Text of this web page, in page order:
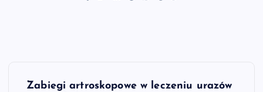
NZabiegi artroskopowe w leczeniu urazów